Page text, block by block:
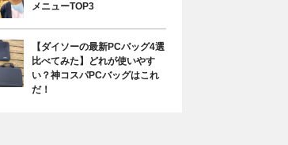
メニューTOP3
【ダイソーの最新PCバッグ4選
比べてみた】どれが使いやす
い？神コスパPCバッグはこれ
だ！